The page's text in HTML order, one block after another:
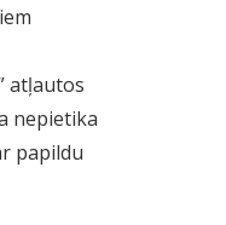
atļautos
nepietika
papildu